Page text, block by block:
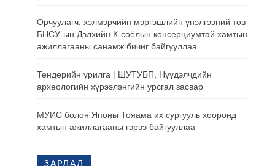
Орчуулагч, хэлмэрчийн мэргэшлийн үнэлгээний төв
БНСУ-ын Дэлхийн К-соёлын консерциумтай хамтын
ажиллагааны санамж бичиг байгууллаа
Тендерийн урилга | ШУТУБП, Нүүдэлчдийн
археологийн хүрээлэнгийн урсгал засвар
МУИС болон Японы Тояама их сургууль хооронд
хамтын ажиллагааны гэрээ байгууллаа
ЗАРЛАЛ